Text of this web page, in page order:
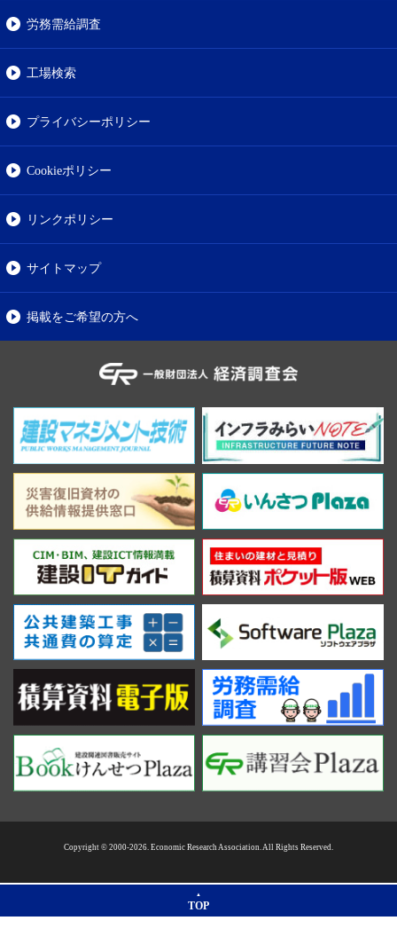
労務需給調査
工場検索
プライバシーポリシー
Cookieポリシー
リンクポリシー
サイトマップ
掲載をご希望の方へ
Copyright © 2000-2026. Economic Research Association. All Rights Reserved.
TOP